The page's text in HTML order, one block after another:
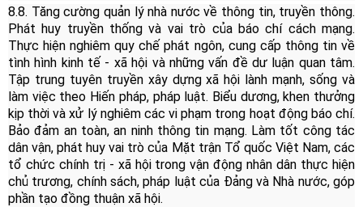
8.8. Tăng cường quản lý nhà nước về thông tin, truyền thông.
Phát huy truyền thống và vai trò của báo chí cách mạng.
Thực hiện nghiêm quy chế phát ngôn, cung cấp thông tin về
tình hình kinh tế - xã hội và những vấn đề dư luận quan tâm.
Tập trung tuyên truyền xây dựng xã hội lành mạnh, sống và
làm việc theo Hiến pháp, pháp luật. Biểu dương, khen thưởng
kịp thời và xử lý nghiêm các vi phạm trong hoạt động báo chí.
Bảo đảm an toàn, an ninh thông tin mạng. Làm tốt công tác
dân vận, phát huy vai trò của Mặt trận Tổ quốc Việt Nam, các
tổ chức chính trị - xã hội trong vận động nhân dân thực hiện
chủ trương, chính sách, pháp luật của Đảng và Nhà nước, góp
phần tạo đồng thuận xã hội.